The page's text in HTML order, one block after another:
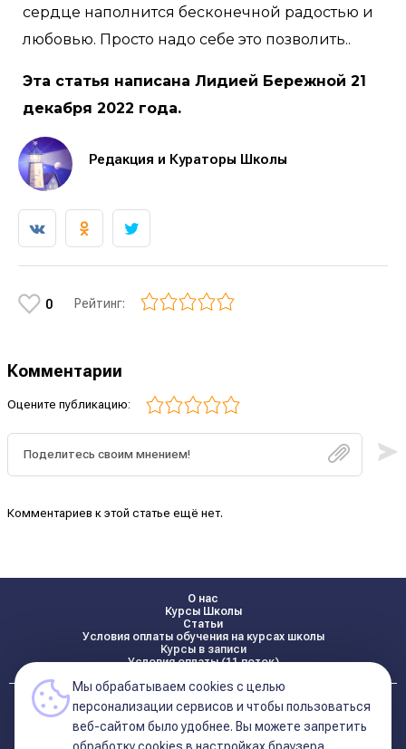
сердце наполнится бесконечной радостью и
любовью. Просто надо себе это позволить..
Эта статья написана Лидией Бережной 21
декабря 2022 года.
Редакция и Кураторы Школы
0 Рейтинг:
Комментарии
Оцените публикацию:
Комментариев к этой статье ещё нет.
О нас
Курсы Школы
Статьи
Условия оплаты обучения на курсах школы
Курсы в записи
Условия оплаты (11 поток)
Реквизиты
Контакты
Мы обрабатываем cookies с целью
персонализации сервисов и чтобы пользоваться
веб-сайтом было удобнее. Вы можете запретить